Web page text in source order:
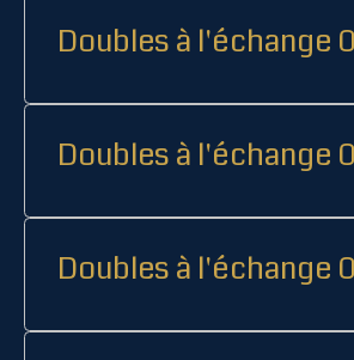
Doubles à l'échange
Doubles à l'échange